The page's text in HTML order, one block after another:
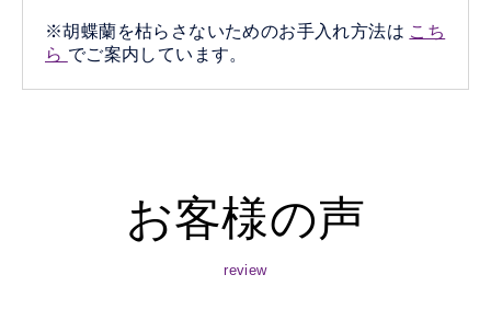
※胡蝶蘭を枯らさないためのお手入れ方法は こち
ら でご案内しています。
お客様の声